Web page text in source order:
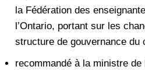
la Fédération des
l’Ontario, portant sur les
structure de gouvernance du
recommandé à la ministre de